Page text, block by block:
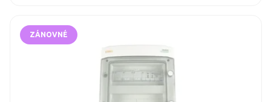
ZÁNOVNÉ